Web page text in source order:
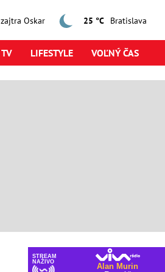
Oskar 25 °C
LIFESTYLE VOĽNÝ ČAS
STREAM
NAŽIVO
Alan Murin